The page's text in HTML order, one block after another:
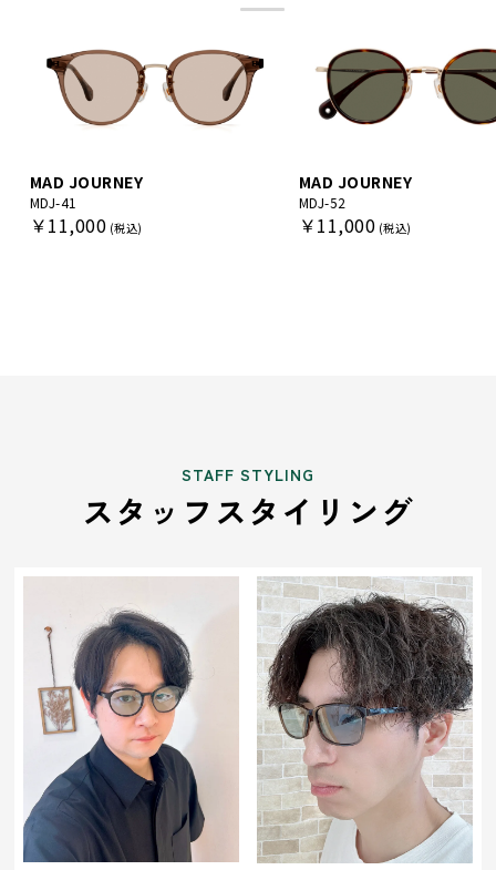
MAD JOURNEY
MDJ-41
￥11,000
MAD JOURNEY
MDJ-52
￥11,000
STAFF STYLING
スタッフスタイリング